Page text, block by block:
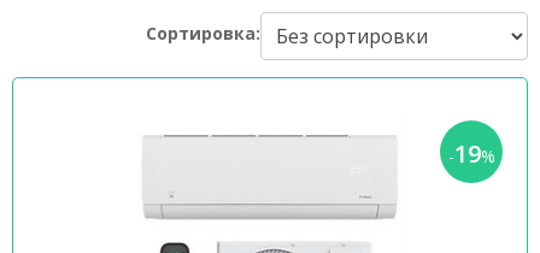
Сортировка:
-19%